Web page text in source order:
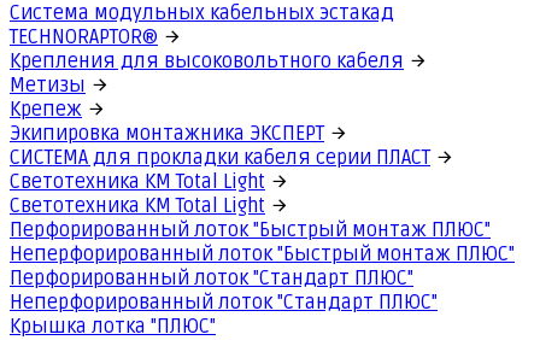
Система модульных кабельных эстакад
TECHNORAPTOR®
Крепления для высоковольтного кабеля
Метизы
Крепеж
Экипировка монтажника ЭКСПЕРТ
СИСТЕМА для прокладки кабеля серии ПЛАСТ
Светотехника КМ Total Light
Светотехника КМ Total Light
Перфорированный лоток "Быстрый монтаж ПЛЮС"
Неперфорированный лоток "Быстрый монтаж ПЛЮС"
Перфорированный лоток "Стандарт ПЛЮС"
Неперфорированный лоток "Стандарт ПЛЮС"
Крышка лотка "ПЛЮС"